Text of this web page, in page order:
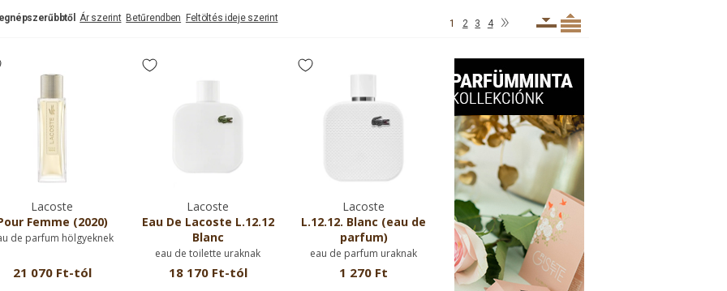
Ár szerint Betűrendben Feltöltés ideje szerint 1 2 3 4 »
Lacoste
Femme (2020)
de parfum hölgyeknek
21 070 Ft-tól
Lacoste
Eau De Lacoste L.12.12
Blanc
eau de toilette uraknak
18 170 Ft-tól
Lacoste
L.12.12. Blanc (eau de
parfum)
eau de parfum uraknak
1 270 Ft